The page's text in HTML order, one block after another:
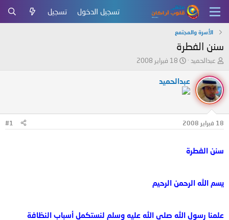
تسجيل الدخول تسجيل
الأسرة والمجتمع
سنن الفطرة
ب
د
ئ
ا
ل
م
و
ع
عبدالحميد
ت
ر
ل
18 فبراير 2008
عبدالحميد
18 فبراير 2008 #1
سنن الفطرة
يسم الله الرحمن الرحيم
علمنا رسول الله صلى الله عليه وسلم لنستكمل أسباب النظافة